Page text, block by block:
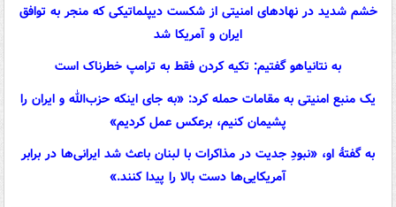
خشم شدید در نهادهای امنیتی از شکست دیپلماتیکی که منجر به توافق
ایران و آمریکا شد
به نتانیاهو گفتیم: تکیه کردن فقط به ترامپ خطرناک است
یک منبع امنیتی به مقامات حمله کرد: «به جای اینکه حزب‌الله و ایران را
پشیمان کنیم، برعکس عمل کردیم»
به گفتهٔ او، «نبودِ جدیت در مذاکرات با لبنان باعث شد ایرانی‌ها در برابر
آمریکایی‌ها دست بالا را پیدا کنند.»